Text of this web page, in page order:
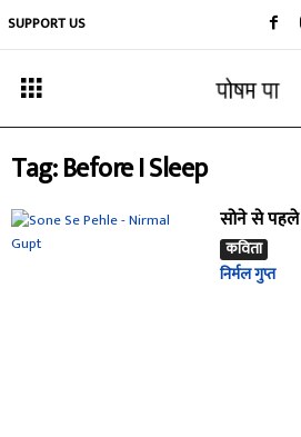
SUPPORT US
Tag: Before I Sleep
सोने से पहले
कविता
निर्मल गुप्त